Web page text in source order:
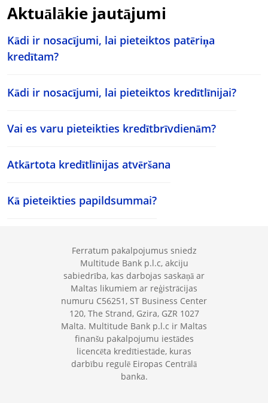
Aktuālākie jautājumi
Kādi ir nosacījumi, lai pieteiktos patēriņa
kredītam?
Kādi ir nosacījumi, lai pieteiktos kredītlīnijai?
Vai es varu pieteikties kredītbrīvdienām?
Atkārtota kredītlīnijas atvēršana
Kā pieteikties papildsummai?
Ferratum pakalpojumus sniedz
Multitude Bank p.l.c, akciju
sabiedrība, kas darbojas saskaņā ar
Maltas likumiem ar reģistrācijas
numuru C56251, ST Business Center
120, The Strand, Gzira, GZR 1027
Malta. Multitude Bank p.l.c ir Maltas
finanšu pakalpojumu iestādes
licencēta kredītiestāde, kuras
darbību regulē Eiropas Centrālā
banka.